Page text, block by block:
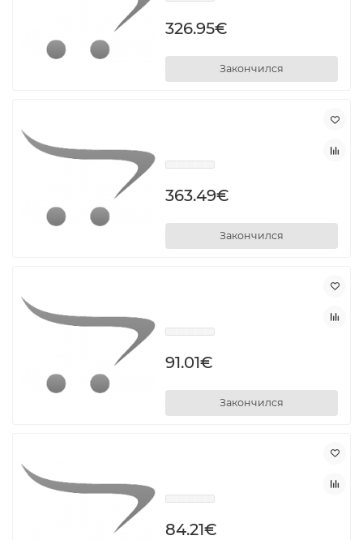
326.95€
Закончился
363.49€
Закончился
91.01€
Закончился
84.21€